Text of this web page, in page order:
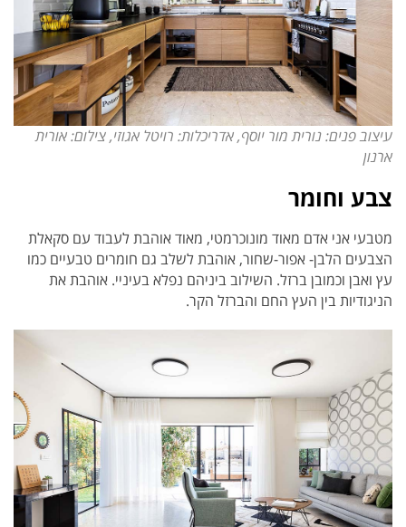
עיצוב פנים: נורית מור יוסף, אדריכלות: רויטל אגוזי, צילום: אורית
ארנון
צבע וחומר
מטבעי אני אדם מאוד מונוכרמטי, מאוד אוהבת לעבוד עם סקאלת
הצבעים הלבן- אפור-שחור, אוהבת לשלב גם חומרים טבעיים כמו
עץ ואבן וכמובן ברזל. השילוב ביניהם נפלא בעיניי. אוהבת את
הניגודיות בין העץ החם והברזל הקר.